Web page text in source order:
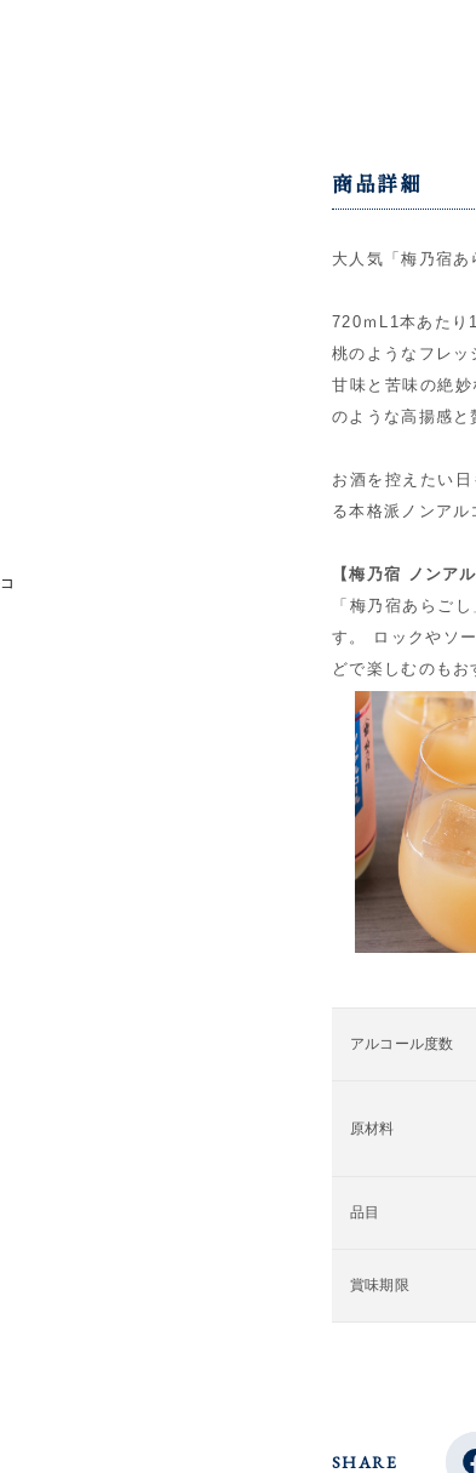
商品詳細
大人気「梅乃宿あ
720ｍL1本あたり
桃のようなフレッ
甘味と苦味の絶
のような高揚感と
お酒を控えたい
る本格派ノンアル
【梅乃宿 ノンア
「梅乃宿あらご
す。 ロックやソ
どで楽しむのもお
アルコール度数
原材料
品目
賞味期限
SHARE